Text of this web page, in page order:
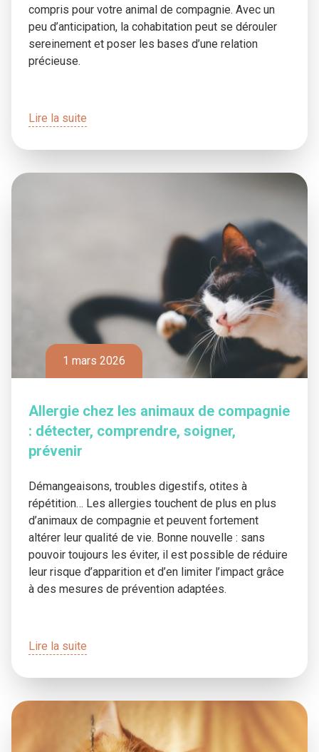
compris pour votre animal de compagnie. Avec un
peu d’anticipation, la cohabitation peut se dérouler
sereinement et poser les bases d’une relation
précieuse.
Lire la suite
1 mars 2026
Allergie chez les animaux de compagnie
: détecter, comprendre, soigner,
prévenir
Démangeaisons, troubles digestifs, otites à
répétition… Les allergies touchent de plus en plus
d’animaux de compagnie et peuvent fortement
altérer leur qualité de vie. Bonne nouvelle : sans
pouvoir toujours les éviter, il est possible de réduire
leur risque d’apparition et d’en limiter l’impact grâce
à des mesures de prévention adaptées.
Lire la suite